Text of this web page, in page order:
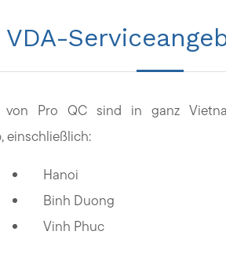
VDA-
Pro QC sind in ganz
einschließlich:
Hanoi
Binh Duong
Vinh Phuc